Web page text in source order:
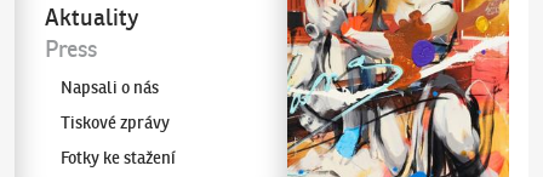
Aktuality
Press
Napsali o nás
Tiskové zprávy
Fotky ke stažení